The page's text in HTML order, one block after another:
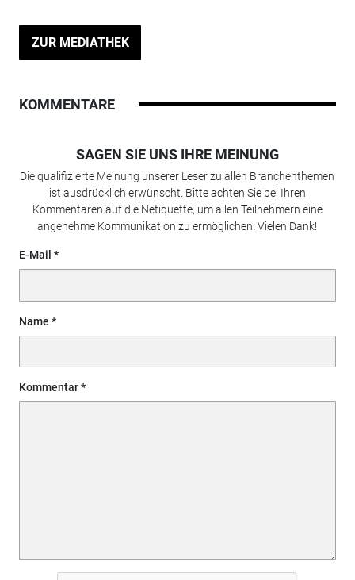
ZUR MEDIATHEK
KOMMENTARE
SAGEN SIE UNS IHRE MEINUNG
Die qualifizierte Meinung unserer Leser zu allen Branchenthemen
ist ausdrücklich erwünscht. Bitte achten Sie bei Ihren
Kommentaren auf die Netiquette, um allen Teilnehmern eine
angenehme Kommunikation zu ermöglichen. Vielen Dank!
E-Mail
Name
Kommentar